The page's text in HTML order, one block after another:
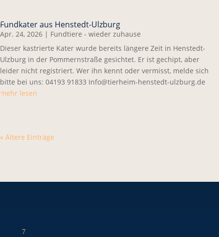
Fundkater aus Henstedt-Ulzburg
Apr. 24, 2026 | Fundtiere - wieder zuhause
Dieser kastrierte Kater wurde bereits längere Zeit in Henstedt-
Ulzburg in der Pommernstraße gesichtet. Er ist gechipt, aber
leider nicht registriert. Wer ihn kennt oder vermisst, melde sich
bitte bei uns: 04193 91833 Info@tierheim-henstedt-ulzburg.de
mehr lesen
« Ältere Einträge
7